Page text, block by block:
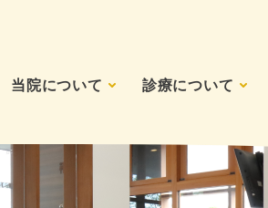
当院について 診療について